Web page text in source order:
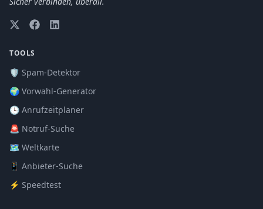
TOOLS
🛡️ Spam-Detektor
🌍 Vorwahl-Generator
🕒 Anrufzeitplaner
🚨 Notruf-Suche
🗺️ Weltkarte
📱 Anbieter-Suche
⚡ Speedtest